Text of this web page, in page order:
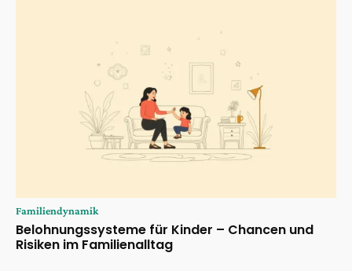
Familiendynamik
Belohnungssysteme für Kinder – Chancen und
Risiken im Familienalltag